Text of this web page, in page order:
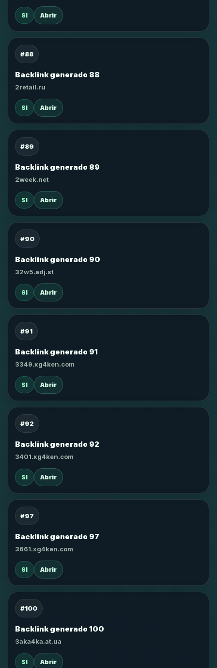
SI Abrir
#88
Backlink generado 88
2retail.ru
SI Abrir
#89
Backlink generado 89
2week.net
SI Abrir
#90
Backlink generado 90
32w5.adj.st
SI Abrir
#91
Backlink generado 91
3349.xg4ken.com
SI Abrir
#92
Backlink generado 92
3401.xg4ken.com
SI Abrir
#97
Backlink generado 97
3661.xg4ken.com
SI Abrir
#100
Backlink generado 100
3aka4ka.at.ua
SI Abrir